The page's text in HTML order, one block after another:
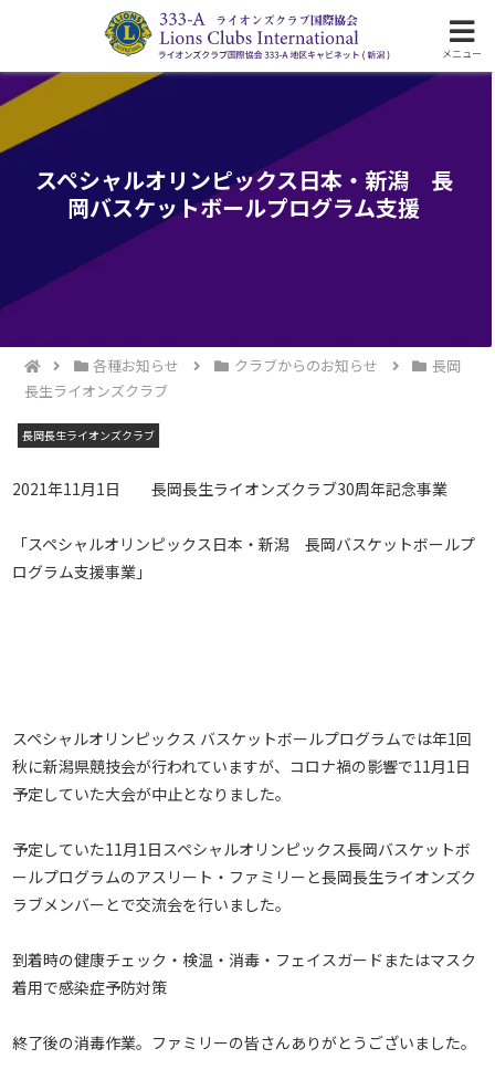
ライオンズクラブ国際協会333-A地区の活動
スペシャルオリンピックス日本・新潟 長
岡バスケットボールプログラム支援
各種お知らせ クラブからのお知らせ
長岡
長生ライオンズクラブ
長岡長生ライオンズクラブ
2021年11月1日 長岡長生ライオンズクラブ30周年記念事業
「スペシャルオリンピックス日本・新潟 長岡バスケットボールプ
ログラム支援事業」
スペシャルオリンピックス バスケットボールプログラムでは年1回
秋に新潟県競技会が行われていますが、コロナ禍の影響で11月1日
予定していた大会が中止となりました。
予定していた11月1日スペシャルオリンピックス長岡バスケットボ
ールプログラムのアスリート・ファミリーと長岡長生ライオンズク
ラブメンバーとで交流会を行いました。
到着時の健康チェック・検温・消毒・フェイスガードまたはマスク
着用で感染症予防対策
終了後の消毒作業。ファミリーの皆さんありがとうございました。
メニュー